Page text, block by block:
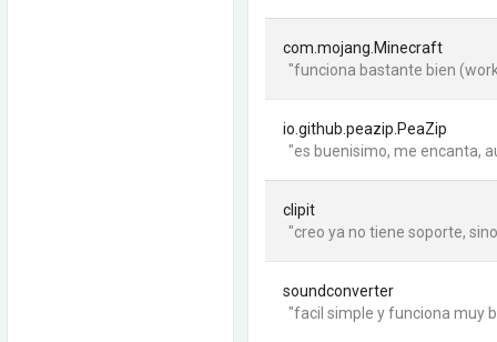
com.mojang.Minecraft
"funciona bastante bien
io.github.peazip.PeaZip
"es buenisimo, me encanta,
clipit
"creo ya no tiene soporte,
soundconverter
"facil simple y funciona muy